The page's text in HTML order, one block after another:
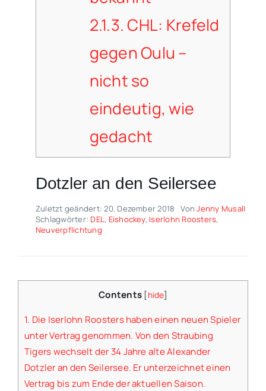
2.1.3.CHL: Krefeld
gegen Oulu –
nicht so
eindeutig, wie
gedacht
Dotzler an den Seilersee
Zuletzt geändert: 20. Dezember 2018 VonJenny Musall
Schlagwörter: DEL, Eishockey, Iserlohn Roosters,
Neuverpflichtung
Contents [hide]
1. Die Iserlohn Roosters haben einen neuen Spieler
unter Vertrag genommen. Von den Straubing
Tigers wechselt der 34 Jahre alte Alexander
Dotzler an den Seilersee. Er unterzeichnet einen
Vertrag bis zum Ende der aktuellen Saison.